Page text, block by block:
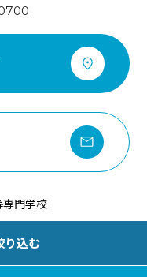
り込む
門学校